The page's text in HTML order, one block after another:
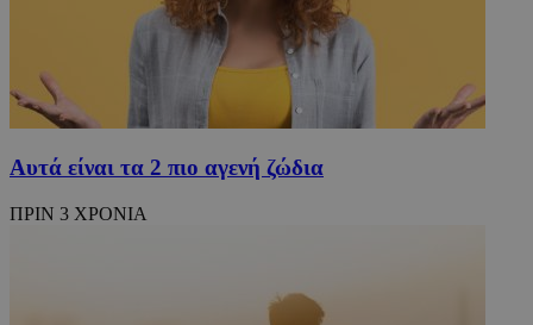
Αυτά είναι τα 2 πιο αγενή ζώδια
ΠΡΙΝ 3 ΧΡΟΝΙΑ